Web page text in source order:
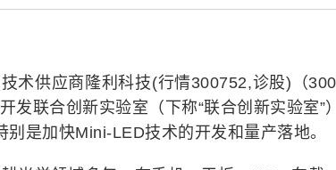
供应商隆利科技(行情300752,诊股)（
发联合创新实验室（下称“联合创新实验室”
是加快Mini-LED技术的开发和量产落地。